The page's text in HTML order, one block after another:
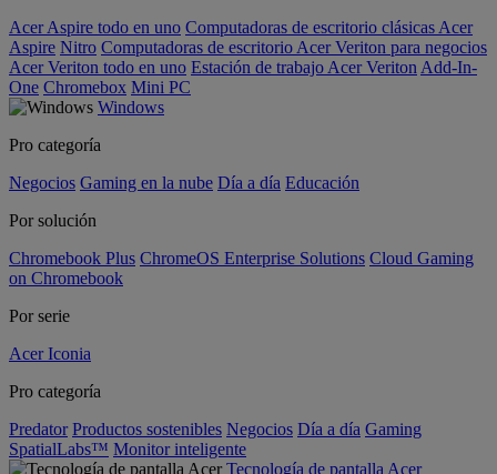
Acer Aspire todo en uno Computadoras de escritorio clásicas Acer
Aspire Nitro Computadoras de escritorio Acer Veriton para negocios
Acer Veriton todo en uno Estación de trabajo Acer Veriton Add-In-
One Chromebox Mini PC
Windows
Pro categoría
Negocios Gaming en la nube Día a día Educación
Por solución
Chromebook Plus ChromeOS Enterprise Solutions Cloud Gaming
on Chromebook
Por serie
Acer Iconia
Pro categoría
Predator Productos sostenibles Negocios Día a día Gaming
SpatialLabs™ Monitor inteligente
Tecnología de pantalla Acer